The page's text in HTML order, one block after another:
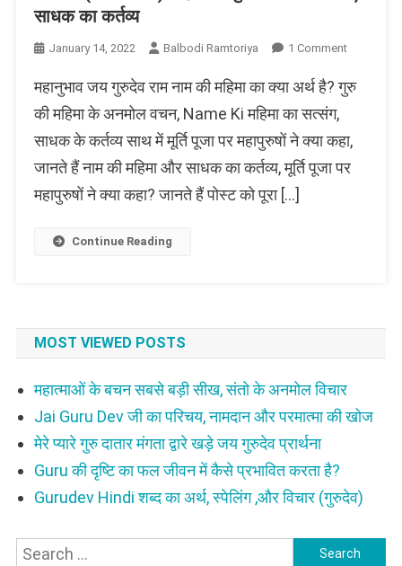
साधक का कर्तव्य
January 14, 2022 Balbodi Ramtoriya 1 CommentOn
की
महिमा
पर
महानुभाव जय गुरुदेव राम नाम की महिमा का क्या अर्थ है? गुरु
की महिमा के अनमोल वचन, Name Ki महिमा का सत्संग,
साधक के कर्तव्य साथ में मूर्ति पूजा पर महापुरुषों ने क्या कहा,
जानते हैं नाम की महिमा और साधक का कर्तव्य, मूर्ति पूजा पर
महापुरुषों ने क्या कहा? जानते हैं पोस्ट को पूरा […]
Continue Reading
MOST VIEWED POSTS
महात्माओं के बचन सबसे बड़ी सीख, संतो के अनमोल विचार
Jai Guru Dev जी का परिचय, नामदान और परमात्मा की खोज
मेरे प्यारे गुरु दातार मंगता द्वारे खड़े जय गुरुदेव प्रार्थना
Guru की दृष्टि का फल जीवन में कैसे प्रभावित करता है?
Gurudev Hindi शब्द का अर्थ, स्पेलिंग ,और विचार (गुरुदेव)
Search